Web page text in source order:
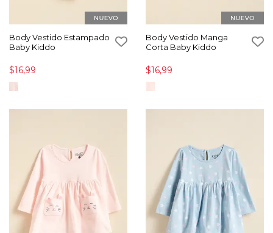
Body Vestido Estampado
Baby Kiddo
$16,99
Body Vestido Manga
Corta Baby Kiddo
$16,99